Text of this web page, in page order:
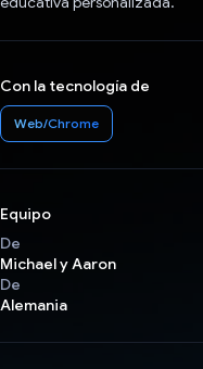
Con la tecnología de
Web/Chrome
Equipo
De
Michael y Aaron
De
Alemania